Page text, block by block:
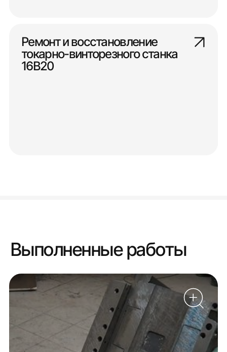
Ремонт и восстановление
токарно-винторезного станка
16В20
Выполненные работы